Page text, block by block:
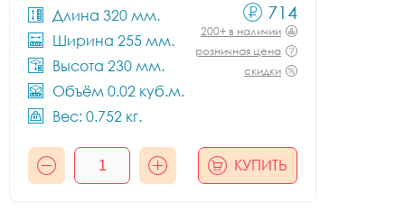
Длина 320 мм.
Ширина 255 мм.
Высота 230 мм.
Объём 0.02 куб.м.
Вес: 0.752 кг.
714
200+ в наличии
розничная цена
скидки
КУПИТЬ